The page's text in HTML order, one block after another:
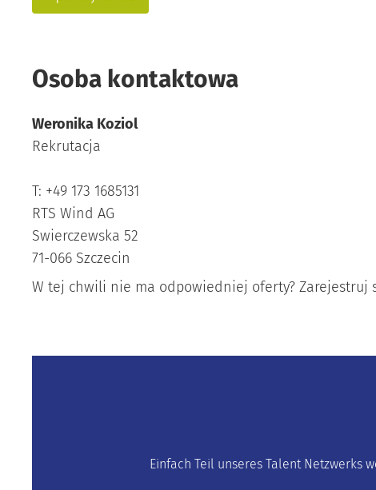
Osoba kontaktowa
Weronika Koziol
Rekrutacja
T: +49 173 1685131
RTS Wind AG
Swierczewska 52
71-066 Szczecin
W tej chwili nie ma odpowiedniej oferty? Zarejestruj
Einfach Teil unseres Talent